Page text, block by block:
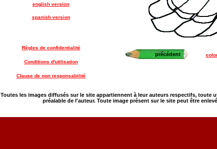
english version
spanish version
Règles de confidentialité
Conditions d'utilisation
Clause de non responsabilité
précédent
Toutes les images diffusés sur le site appartiennent à leur auteurs respectifs,
préalable de l'auteur. Toute image présent sur le site peut être